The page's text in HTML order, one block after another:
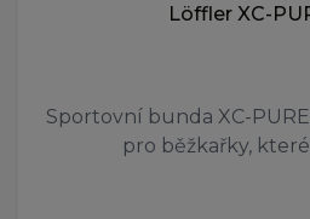
Löffler XC-
Sportovní bunda XC-
pro běžkařky,